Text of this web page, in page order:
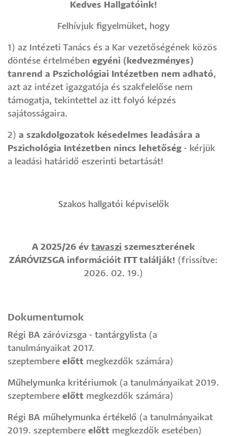
Kedves Hallgatóink!
Felhívjuk figyelmüket, hogy
1) az Intézeti Tanács és a Kar vezetőségének közös
döntése értelmében egyéni (kedvezményes)
tanrend a Pszichológiai Intézetben nem adható,
azt az intézet igazgatója és szakfelelőse nem
támogatja, tekintettel az itt folyó képzés
sajátosságaira.
2) a szakdolgozatok késedelmes leadására a
Pszichológia Intézetben nincs lehetőség - kérjük
a leadási határidő eszerinti betartását!
Szakos hallgatói képviselők
A 2025/26 év tavaszi szemeszterének
ZÁRÓVIZSGA információit ITTtalálják! (frissítve:
2026. 02. 19.)
Dokumentumok
Régi BA záróvizsga - tantárgylista (a
tanulmányaikat 2017.
szeptembere előtt megkezdők számára)
Műhelymunka kritériumok (a tanulmányaikat 2019.
szeptembere előtt megkezdők számára)
Régi BA műhelymunka értékelő (a tanulmányaikat
2019. szeptembere előtt megkezdők esetében)